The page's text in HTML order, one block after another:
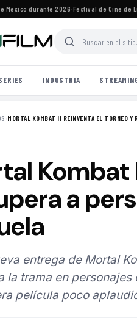
durante 2026·Festival de Cine de
INDUSTRIA
›MORTAL KOMBAT II REINVENTA EL TORNEO Y
Kombat
a
entrega de Mortal
la trama en
película poco